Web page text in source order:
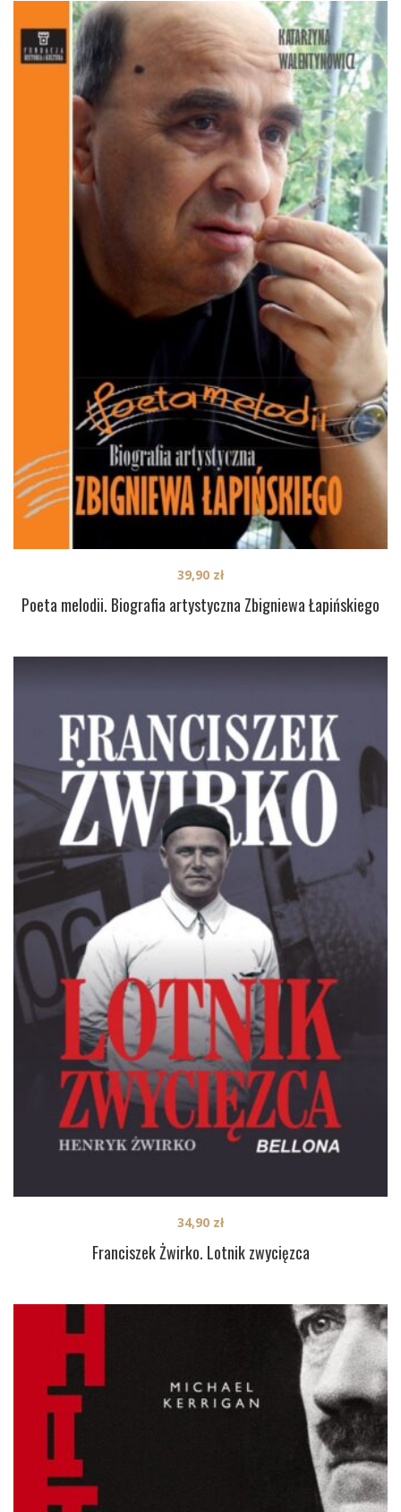
Poeta melodii. Biografia artystyczna Zbigniewa Łapińskiego
39,90 zł
Franciszek Żwirko. Lotnik zwycięzca
34,90 zł